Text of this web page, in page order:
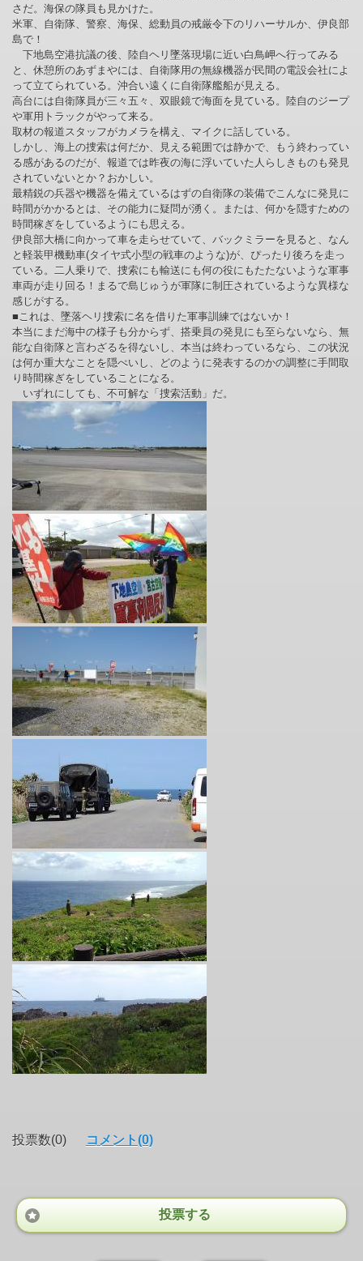
さだ。海保の隊員も見かけた。
米軍、自衛隊、警察、海保、総動員の戒厳令下のリハーサルか、伊良部
島で！
下地島空港抗議の後、陸自ヘリ墜落現場に近い白鳥岬へ行ってみる
と、休憩所のあずまやには、自衛隊用の無線機器が民間の電設会社によ
って立てられている。沖合い遠くに自衛隊艦船が見える。
高台には自衛隊員が三々五々、双眼鏡で海面を見ている。陸自のジープ
や軍用トラックがやって来る。
取材の報道スタッフがカメラを構え、マイクに話している。
しかし、海上の捜索は何だか、見える範囲では静かで、もう終わってい
る感があるのだが、報道では昨夜の海に浮いていた人らしきものも発見
されていないとか？おかしい。
最精鋭の兵器や機器を備えているはずの自衛隊の装備でこんなに発見に
時間がかかるとは、その能力に疑問が湧く。または、何かを隠すための
時間稼ぎをしているようにも思える。
伊良部大橋に向かって車を走らせていて、バックミラーを見ると、なん
と軽装甲機動車(タイヤ式小型の戦車のような)が、ぴったり後ろを走っ
ている。二人乗りで、捜索にも輸送にも何の役にもたたないような軍事
車両が走り回る！まるで島じゅうが軍隊に制圧されているような異様な
感じがする。
■これは、墜落ヘリ捜索に名を借りた軍事訓練ではないか！
本当にまだ海中の様子も分からず、搭乗員の発見にも至らないなら、無
能な自衛隊と言わざるを得ないし、本当は終わっているなら、この状況
は何か重大なことを隠ぺいし、どのように発表するのかの調整に手間取
り時間稼ぎをしていることになる。
いずれにしても、不可解な「捜索活動」だ。
投票数(0) コメント(0)
投票する